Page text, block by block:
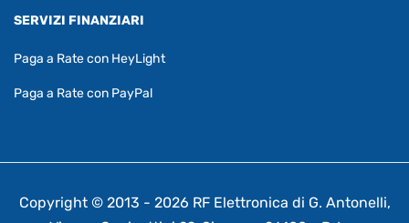
SERVIZI FINANZIARI
Paga a Rate con HeyLight
Paga a Rate con PayPal
Copyright © 2013 - 2026 RF Elettronica di G. Antonelli,